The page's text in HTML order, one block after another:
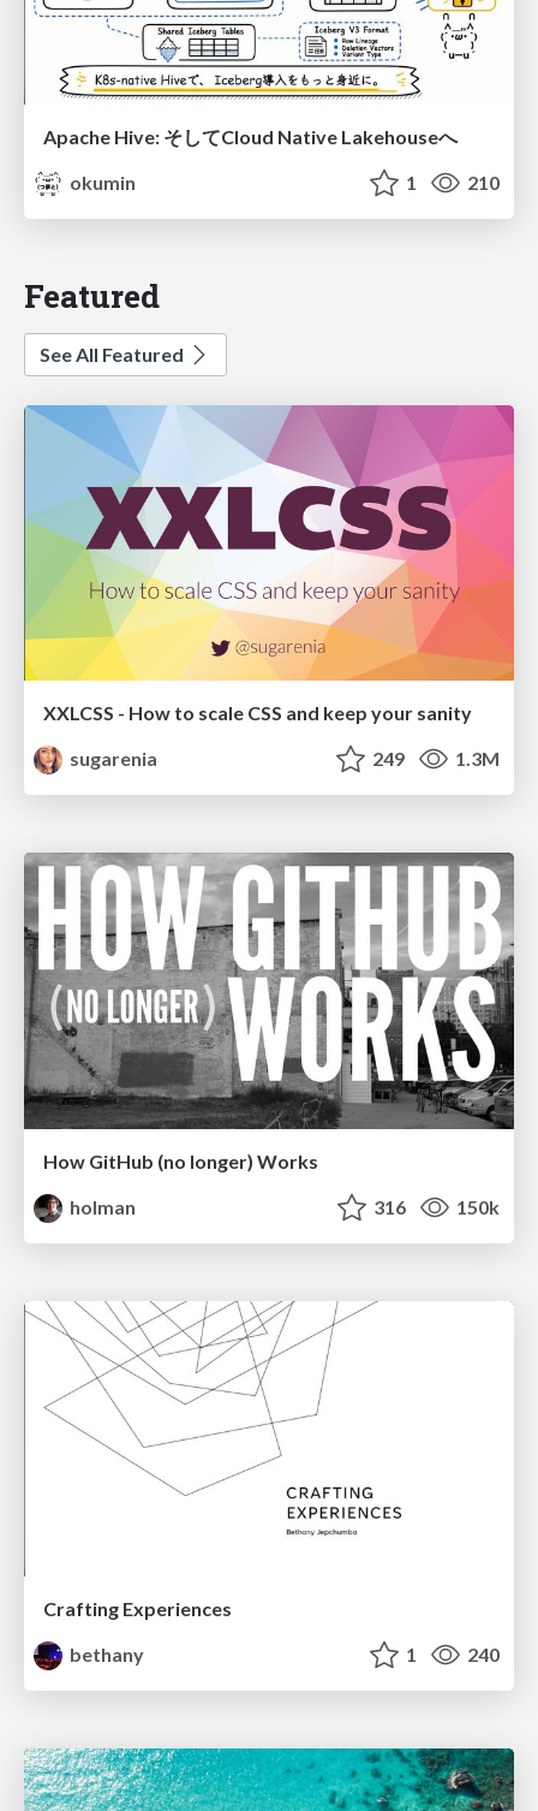
Apache Hive: そしてCloud Native Lakehouseへ
okumin
1 210
Featured
See All Featured
XXLCSS - How to scale CSS and keep your sanity
sugarenia
249 1.3M
How GitHub (no longer) Works
holman
316 150k
Crafting Experiences
bethany
1 240